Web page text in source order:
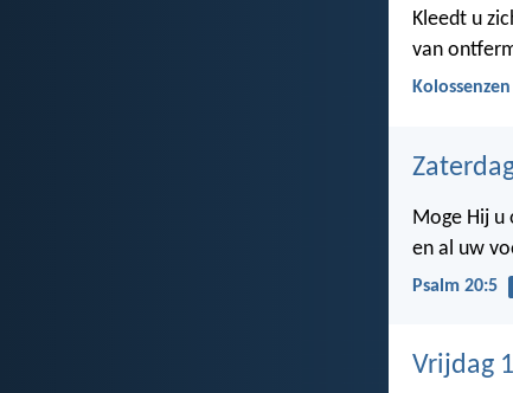
Kleedt u
van
Moge Hij u
en al uw
Psalm 20:5
Vrijdag